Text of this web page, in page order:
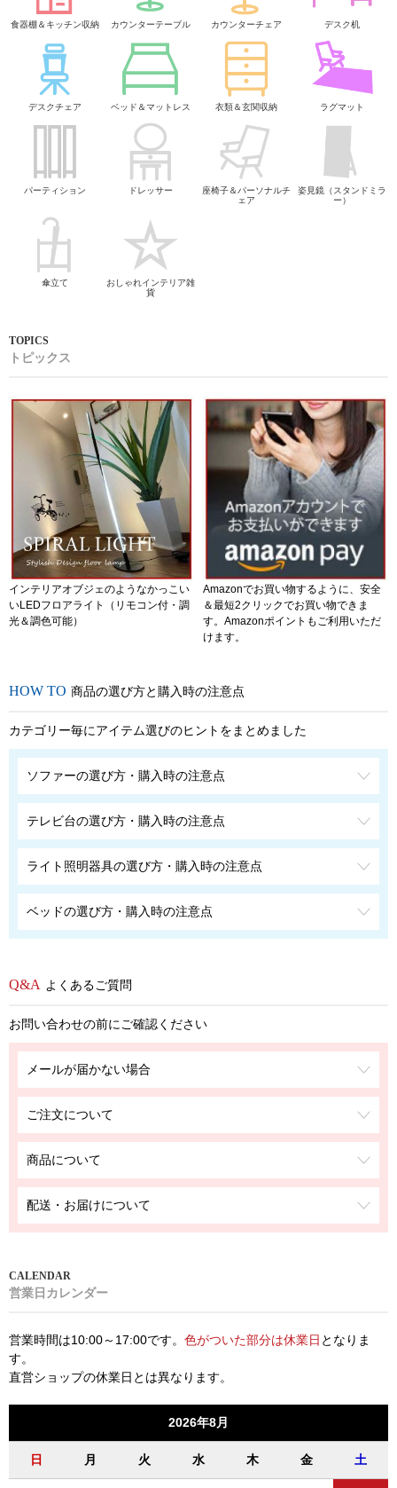
食器棚＆キッチン収納 カウンターテーブル カウンターチェア デスク机
デスクチェア ベッド＆マットレス 衣類＆玄関収納 ラグマット
パーティション ドレッサー
座椅子＆パーソナルチ
ェア
姿見鏡（スタンドミラ
ー）
傘立て
おしゃれインテリア雑
貨
トピックス
インテリアオブジェのようなかっこい
いLEDフロアライト（リモコン付・調
光＆調色可能）
Amazonでお買い物するように、安全
＆最短2クリックでお買い物できま
す。Amazonポイントもご利用いただ
けます。
商品の選び方と購入時の注意点
カテゴリー毎にアイテム選びのヒントをまとめました
ソファーの選び方・購入時の注意点
テレビ台の選び方・購入時の注意点
ライト照明器具の選び方・購入時の注意点
ベッドの選び方・購入時の注意点
よくあるご質問
お問い合わせの前にご確認ください
メールが届かない場合
ご注文について
商品について
配送・お届けについて
営業日カレンダー
営業時間は10:00～17:00です。 色がついた部分は休業日 となりま
す。
直営ショップの休業日とは異なります。
2026年8月
日 月 火 水 木 金 土